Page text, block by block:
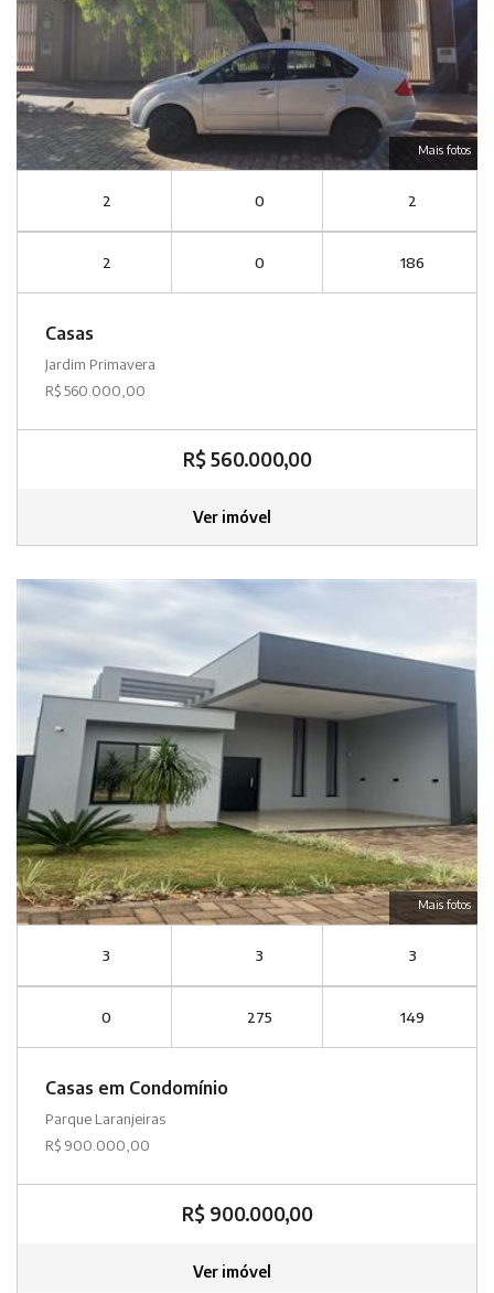
Mais fotos
2 0 2
2 0 186
Casas
Jardim Primavera
R$ 560.000,00
R$ 560.000,00
Ver imóvel
Mais fotos
3 3 3
0 275 149
Casas em Condomínio
Parque Laranjeiras
R$ 900.000,00
R$ 900.000,00
Ver imóvel